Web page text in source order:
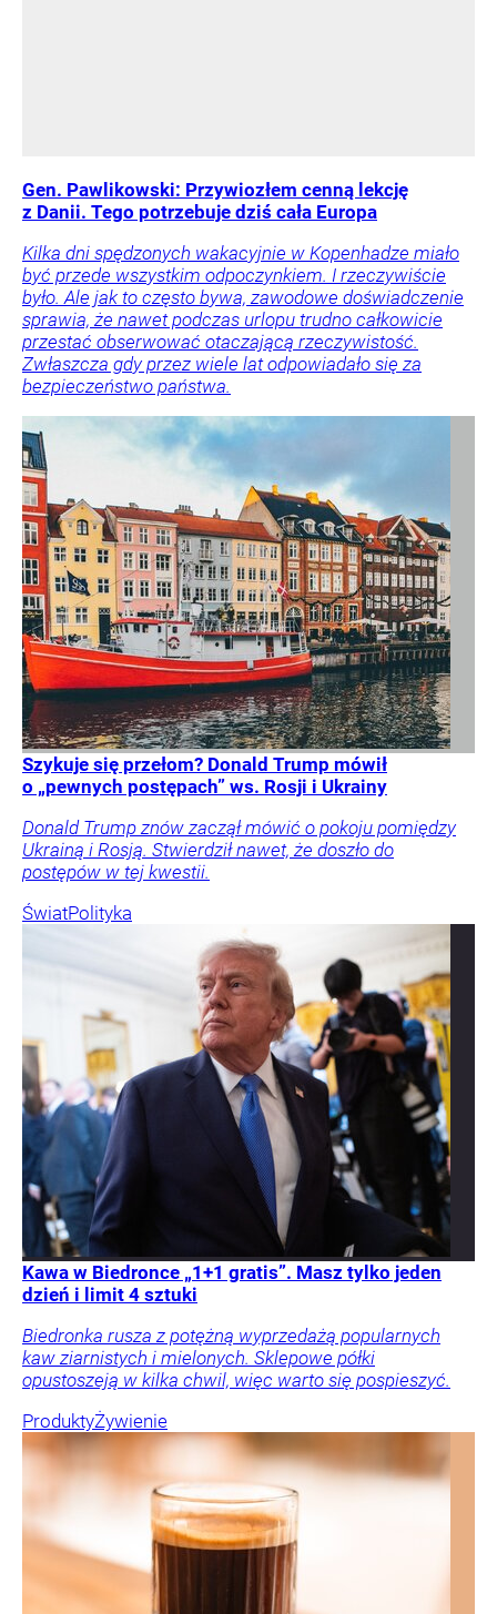
Gen. Pawlikowski: Przywiozłem cenną lekcję
z Danii. Tego potrzebuje dziś cała Europa
Kilka dni spędzonych wakacyjnie w Kopenhadze miało
być przede wszystkim odpoczynkiem. I rzeczywiście
było. Ale jak to często bywa, zawodowe doświadczenie
sprawia, że nawet podczas urlopu trudno całkowicie
przestać obserwować otaczającą rzeczywistość.
Zwłaszcza gdy przez wiele lat odpowiadało się za
bezpieczeństwo państwa.
Szykuje się przełom? Donald Trump mówił
o „pewnych postępach” ws. Rosji i Ukrainy
Donald Trump znów zaczął mówić o pokoju pomiędzy
Ukrainą i Rosją. Stwierdził nawet, że doszło do
postępów w tej kwestii.
ŚwiatPolityka
Kawa w Biedronce „1+1 gratis”. Masz tylko jeden
dzień i limit 4 sztuki
Biedronka rusza z potężną wyprzedażą popularnych
kaw ziarnistych i mielonych. Sklepowe półki
opustoszeją w kilka chwil, więc warto się pospieszyć.
ProduktyŻywienie